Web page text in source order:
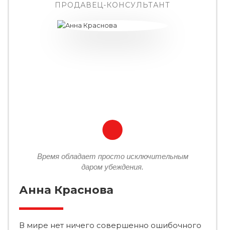
ПРОДАВЕЦ-КОНСУЛЬТАНТ
Время обладает просто исключительным
даром убеждения.
Анна Краснова
В мире нет ничего совершенно ошибочного